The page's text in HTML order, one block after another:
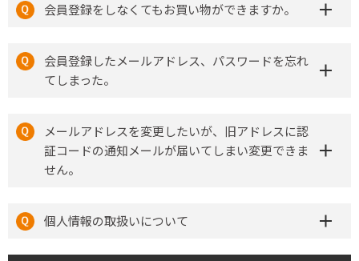
会員登録をしなくてもお買い物ができますか。
会員登録したメールアドレス、パスワードを忘れ
てしまった。
メールアドレスを変更したいが、旧アドレスに認
証コードの通知メールが届いてしまい変更できま
せん。
個人情報の取扱いについて